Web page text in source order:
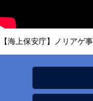
【海上保安庁】ノリアゲ